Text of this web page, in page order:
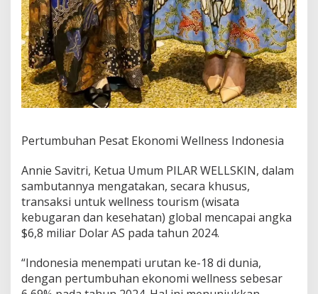
Pertumbuhan Pesat Ekonomi Wellness Indonesia
Annie Savitri, Ketua Umum PILAR WELLSKIN, dalam
sambutannya mengatakan, secara khusus,
transaksi untuk wellness tourism (wisata
kebugaran dan kesehatan) global mencapai angka
$6,8 miliar Dolar AS pada tahun 2024.
“Indonesia menempati urutan ke-18 di dunia,
dengan pertumbuhan ekonomi wellness sebesar